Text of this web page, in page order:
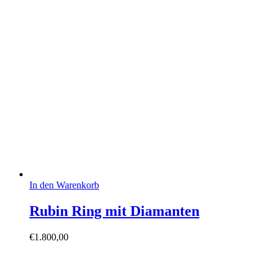
In den Warenkorb
Rubin Ring mit Diamanten
€1.800,00